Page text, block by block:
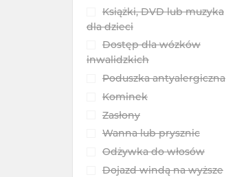
Książki, DVD lub muzyka
dla dzieci
Dostęp dla wózków
inwalidzkich
Poduszka antyalergiczna
Kominek
Zasłony
Wanna lub prysznic
Odżywka do włosów
Dojazd windą na wyższe